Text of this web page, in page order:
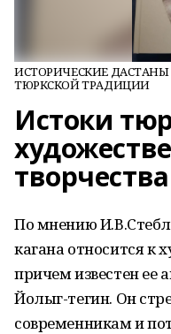
ИСТОРИЧЕСКИЕ
ТЮРКСКОЙ ТРАДИЦИИ
Истоки
творчества
По мнению
кагана относится к
причем известен ее
Йолыг-тегин. Он
современникам и